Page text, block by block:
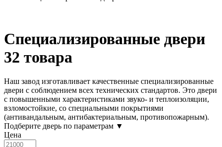
Специализированные двери
32 товара
Наш завод изготавливает качественные специализированные
двери с соблюдением всех технических стандартов. Это двери
с повышенными характеристиками звуко- и теплоизоляции,
взломостойкие, со специальными покрытиями
(антивандальным, антибактериальным, противопожарным).
Подберите дверь по параметрам ▼
Цена